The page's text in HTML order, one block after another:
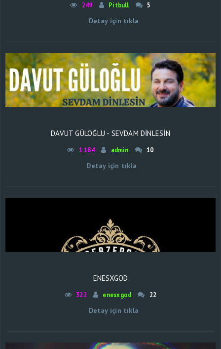
249 Pitbull 5
Detay için tıkla
DAVUT GÜLOĞLU - SEVDAM DİNLESİN
1 184 admin 10
Detay için tıkla
ENESXGOD
322 enesxgod 22
Detay için tıkla